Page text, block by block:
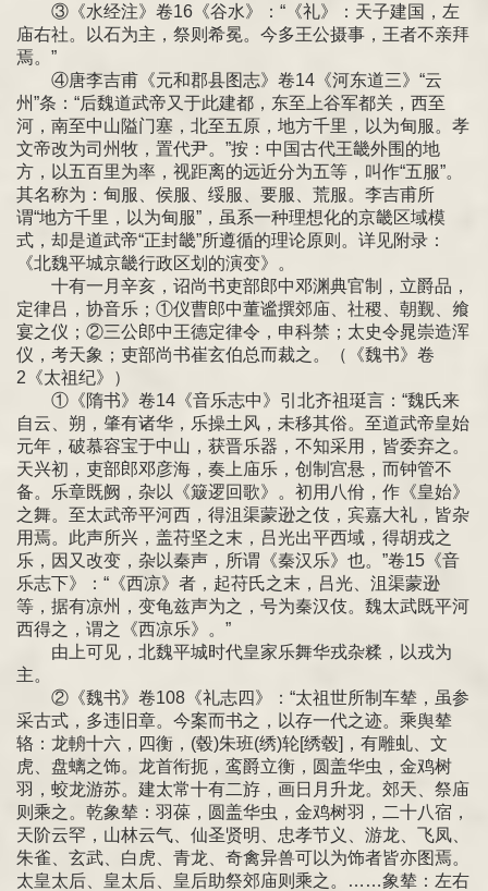
③《水经注》卷16《谷水》：“《礼》：天子建国，左
庙右社。以石为主，祭则希冕。今多王公摄事，王者不亲拜
焉。”
④唐李吉甫《元和郡县图志》卷14《河东道三》“云
州”条：“后魏道武帝又于此建都，东至上谷军都关，西至
河，南至中山隘门塞，北至五原，地方千里，以为甸服。孝
文帝改为司州牧，置代尹。”按：中国古代王畿外围的地
方，以五百里为率，视距离的远近分为五等，叫作“五服”。
其名称为：甸服、侯服、绥服、要服、荒服。李吉甫所
谓“地方千里，以为甸服”，虽系一种理想化的京畿区域模
式，却是道武帝“正封畿”所遵循的理论原则。详见附录：
《北魏平城京畿行政区划的演变》。
十有一月辛亥，诏尚书吏部郎中邓渊典官制，立爵品，
定律吕，协音乐；①仪曹郎中董谧撰郊庙、社稷、朝觐、飨
宴之仪；②三公郎中王德定律令，申科禁；太史令晁崇造浑
仪，考天象；吏部尚书崔玄伯总而裁之。（《魏书》卷
2《太祖纪》）
①《隋书》卷14《音乐志中》引北齐祖珽言：“魏氏来
自云、朔，肇有诸华，乐操土风，未移其俗。至道武帝皇始
元年，破慕容宝于中山，获晋乐器，不知采用，皆委弃之。
天兴初，吏部郎邓彦海，奏上庙乐，创制宫悬，而钟管不
备。乐章既阙，杂以《簸逻回歌》。初用八佾，作《皇始》
之舞。至太武帝平河西，得沮渠蒙逊之伎，宾嘉大礼，皆杂
用焉。此声所兴，盖苻坚之末，吕光出平西域，得胡戎之
乐，因又改变，杂以秦声，所谓《秦汉乐》也。”卷15《音
乐志下》：“《西凉》者，起苻氏之末，吕光、沮渠蒙逊
等，据有凉州，变龟兹声为之，号为秦汉伎。魏太武既平河
西得之，谓之《西凉乐》。”
由上可见，北魏平城时代皇家乐舞华戎杂糅，以戎为
主。
②《魏书》卷108《礼志四》：“太祖世所制车辇，虽参
采古式，多违旧章。今案而书之，以存一代之迹。乘舆辇
辂：龙輈十六，四衡，(毂)朱班(绣)轮[绣毂]，有雕虬、文
虎、盘螭之饰。龙首衔扼，鸾爵立衡，圆盖华虫，金鸡树
羽，蛟龙游苏。建太常十有二斿，画日月升龙。郊天、祭庙
则乘之。乾象辇：羽葆，圆盖华虫，金鸡树羽，二十八宿，
天阶云罕，山林云气、仙圣贤明、忠孝节义、游龙、飞凤、
朱雀、玄武、白虎、青龙、奇禽异兽可以为饰者皆亦图焉。
太皇太后、皇太后、皇后助祭郊庙则乘之。……象辇：左右